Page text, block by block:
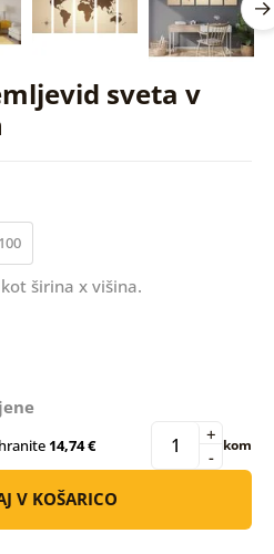
sveta v
širina x višina.
14,74 € -
+ kom
V KOŠARICO